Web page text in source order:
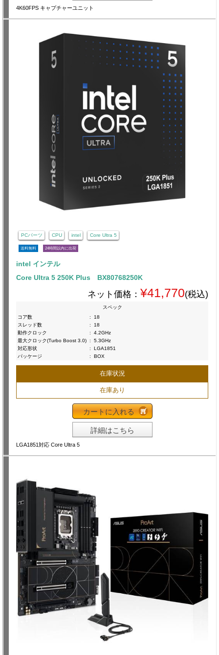
4K60FPS キャプチャーユニット
PCパーツ CPU intel Core Ultra 5
送料無料 24時間以内に出荷
intel インテル
Core Ultra 5 250K Plus BX80768250K
ネット価格： ¥41,770(税込)
スペック
コア数
:
18
スレッド数
:
18
動作クロック
:
4.2GHz
最大クロック(Turbo Boost 3.0) :
5.3GHz
対応形状
:
LGA1851
パッケージ
: BOX
在庫状況
在庫あり
カートに入れる
詳細はこちら
LGA1851対応 Core Ultra 5